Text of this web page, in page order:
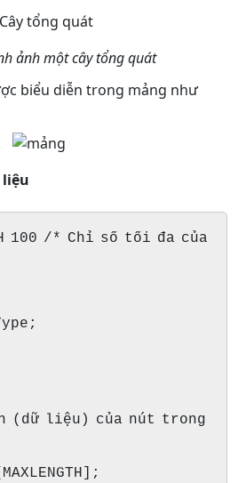
ảnh một cây tổng quát
biểu diễn trong mảng như
100 /* Chỉ số tối đa của
liệu) của nút trong